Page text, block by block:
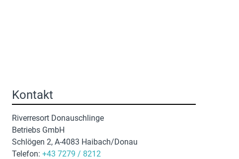
Kontakt
Riverresort Donauschlinge
Betriebs GmbH
Schlögen 2, A-4083 Haibach/Donau
Telefon: +43 7279 / 8212